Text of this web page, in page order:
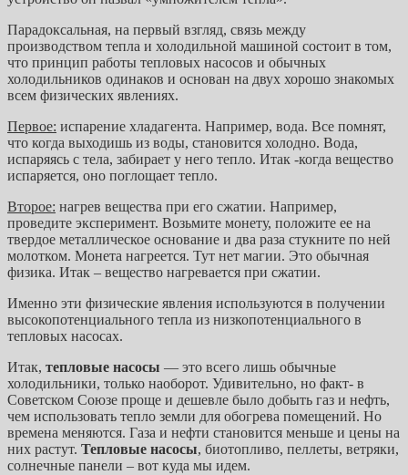
Парадоксальная, на первый взгляд, связь между
производством тепла и холодильной машиной состоит в том,
что принцип работы тепловых насосов и обычных
холодильников одинаков и основан на двух хорошо знакомых
всем физических явлениях.
Первое: испарение хладагента. Например, вода. Все помнят,
что когда выходишь из воды, становится холодно. Вода,
испаряясь с тела, забирает у него тепло. Итак -когда вещество
испаряется, оно поглощает тепло.
Второе: нагрев вещества при его сжатии. Например,
проведите эксперимент. Возьмите монету, положите ее на
твердое металлическое основание и два раза стукните по ней
молотком. Монета нагреется. Тут нет магии. Это обычная
физика. Итак – вещество нагревается при сжатии.
Именно эти физические явления используются в получении
высокопотенциального тепла из низкопотенциального в
тепловых насосах.
Итак, тепловые насосы — это всего лишь обычные
холодильники, только наоборот. Удивительно, но факт- в
Советском Союзе проще и дешевле было добыть газ и нефть,
чем использовать тепло земли для обогрева помещений. Но
времена меняются. Газа и нефти становится меньше и цены на
них растут. Тепловые насосы, биотопливо, пеллеты, ветряки,
солнечные панели – вот куда мы идем.